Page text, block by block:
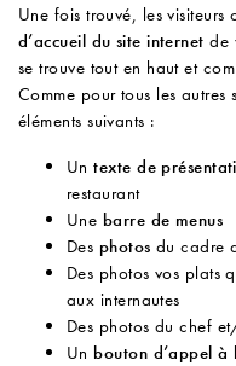
Une fois trouvé, les visiteurs
d’accueil du site internet de
se trouve tout en haut et
Comme pour tous les
éléments suivants :
Untexte de
restaurant
Une barre de menus
Des photos du cadre
Des photos vos plats
aux internautes
Des photos du chef
Un bouton d’appel à